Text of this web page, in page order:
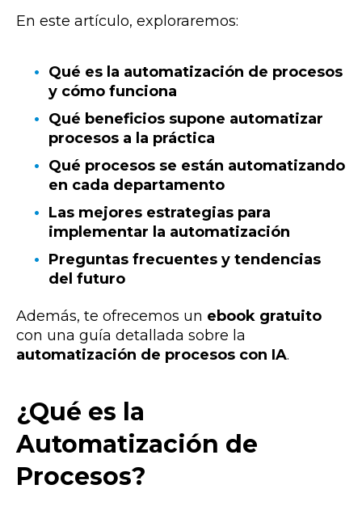
En este artículo, exploraremos:
Qué es la automatización de procesos
y cómo funciona
Qué beneficios supone automatizar
procesos a la práctica
Qué procesos se están automatizando
en cada departamento
Las mejores estrategias para
implementar la automatización
Preguntas frecuentes y tendencias
del futuro
Además, te ofrecemos un ebook gratuito
con una guía detallada sobre la
automatización de procesos con IA.
¿Qué es la
Automatización de
Procesos?